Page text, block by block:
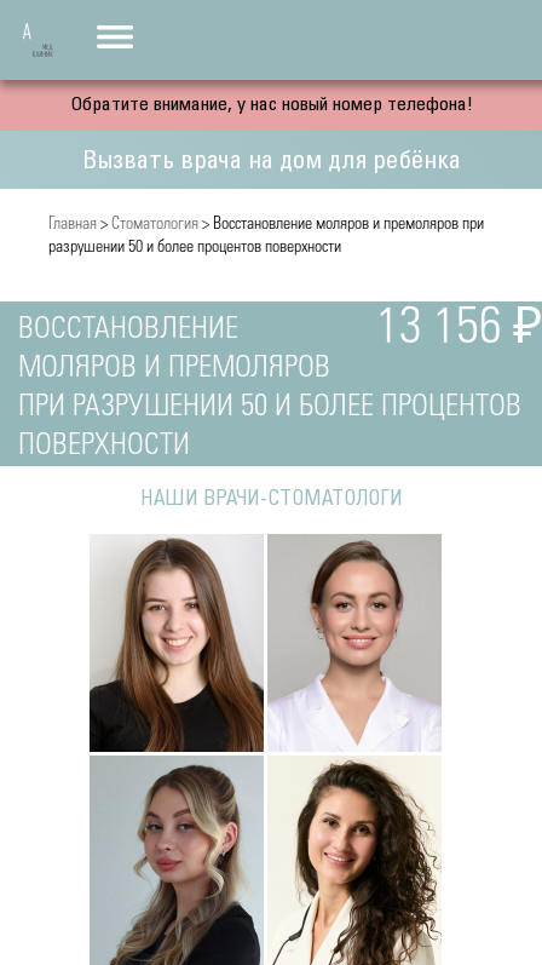
Обратите внимание, у нас новый номер телефона!
Вызвать врача на дом для ребёнка
Главная > Стоматология > Восстановление моляров и премоляров при
разрушении 50 и более процентов поверхности
13 156 ₽
ВОССТАНОВЛЕНИЕ
МОЛЯРОВ И ПРЕМОЛЯРОВ
ПРИ РАЗРУШЕНИИ 50 И БОЛЕЕ ПРОЦЕНТОВ
ПОВЕРХНОСТИ
НАШИ ВРАЧИ-СТОМАТОЛОГИ
Подробнее
Джумаева
Амина
Стоматолог-ортопед
Подробнее
о Наталья
Стоматолог-терапевт
Подробнеео Полина
Соколовская
Стоматолог-терапевт
Подробнее о
Прохорова
Стоматолог-терапевт